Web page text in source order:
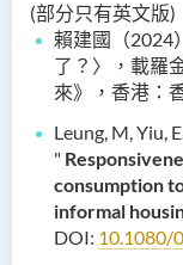
(部分只有英文版)
賴建國（2024
了？〉，載羅
來》，香港：
Leung, M, Yiu,
"
consumption
informal
DOI: 10.1080/